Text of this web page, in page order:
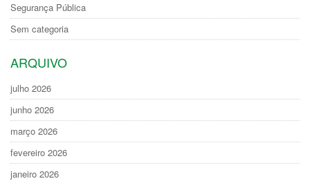
Segurança Pública
Sem categoria
ARQUIVO
julho 2026
junho 2026
março 2026
fevereiro 2026
janeiro 2026